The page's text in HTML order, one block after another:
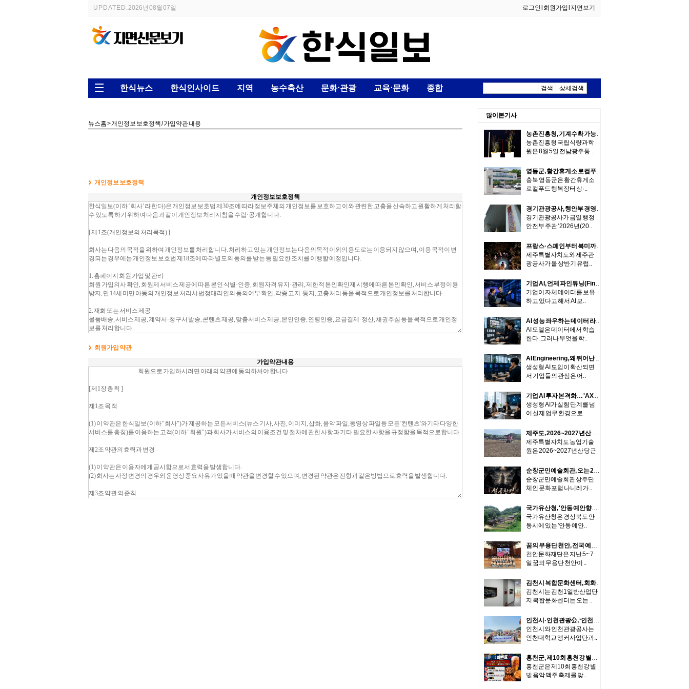
UPDATED.2026년 08월 07일 로그인 회원가입 지면보기
검색 상세검색
한식뉴스 한식인사이드 지역 농수축산 문화⋅관광 교육⋅문화 종합
뉴스홈> 개인정보 보호정책 / 가입약관 내용
개인정보 보호정책
개인정보 보호정책
회원가입 약관
가입약관 내용
많이본기사
농촌진흥청, 기계수확 가능한 녹두 새 품종 '채흔' 현장 평가회
농촌진흥청 국립식량과학
원은 8월 5일 전남광주통..
영동군, 황간휴게소 로컬푸드 행복장터 여름철 판촉 행사 실시
충북 영동군은 황간휴게소
로컬푸드 행복장터 상·..
경기관광공사, 행안부 경영평가 전국 7개 관광공사 중 1위 달성
경기관광공사가 금일 행정
안전부 주관 ‘2026년(20..
프랑스·스페인부터 북미까지…제주, 글로벌 고부가 관광시장의 중심에 서다
제주특별자치도와 제주관
광공사가 올 상반기 유럽..
기업 AI, 언제 파인튜닝(Fine-tuning)이 필요할까... '모든 데이터를 다시 학습시킬 필요는 없다'
기업이 자체 데이터를 보유
하고 있다고 해서 AI 모..
AI 성능 좌우하는 데이터 라벨링... 'Ground Truth'는 처음부터 존재하지 않는다
AI 모델은 데이터에서 학습
한다. 그러나 무엇을 학..
AI Engineering, 왜 뛰어난 모델만으로는 좋은 AI 제품을 만들 수 없는가
생성형 AI 도입이 확산되면
서 기업들의 관심은 어..
기업 AI 투자 본격화… 'AX Health Check'가 먼저인 이유
생성형 AI가 실험 단계를 넘
어 실제 업무 환경으로..
제주도, 2026~2027년산 당근 파종시작…재배면적 전년 수준 전망
제주특별자치도 농업기술
원은 2026~2027년산 당근
순창군민예술회관, 오는 22일 ‘사자전-설공찬전’ 무료 공연
순창군민예술회관 상주단
체인 문화포럼 나니레가 ..
국가유산청, '안동 예안향교 대성전' 국가지정문화유산 보물 지정
국가유산청은 경상북도 안
동시에 있는 '안동 예안..
꿈의 무용단 천안, 전국 예술단과 ‘우리들의 하모니’ 선보여
천안문화재단은 지난 5~ 7
일 꿈의 무용단 천안이 ..
김천시 복합문화센터, 회화 기획전 '기억을 걷는 시간' 개최
김천시는 김천1일반산업단
지 복합문화센터는 오는 ..
인천시·인천관광公, ‘인천 섬 지역상생 캠프’ 통해 주민 수요 반영한 뷰티케어 지원
인천시와 인천관광공사는
인천대학교 앵커사업단과..
홍천군, 제10회 홍천강 별빛 음악 맥주 축제 기념 고향사랑기부제 이벤트 추진
홍천군은 제10회 홍천강 별
빛 음악 맥주 축제를 맞..